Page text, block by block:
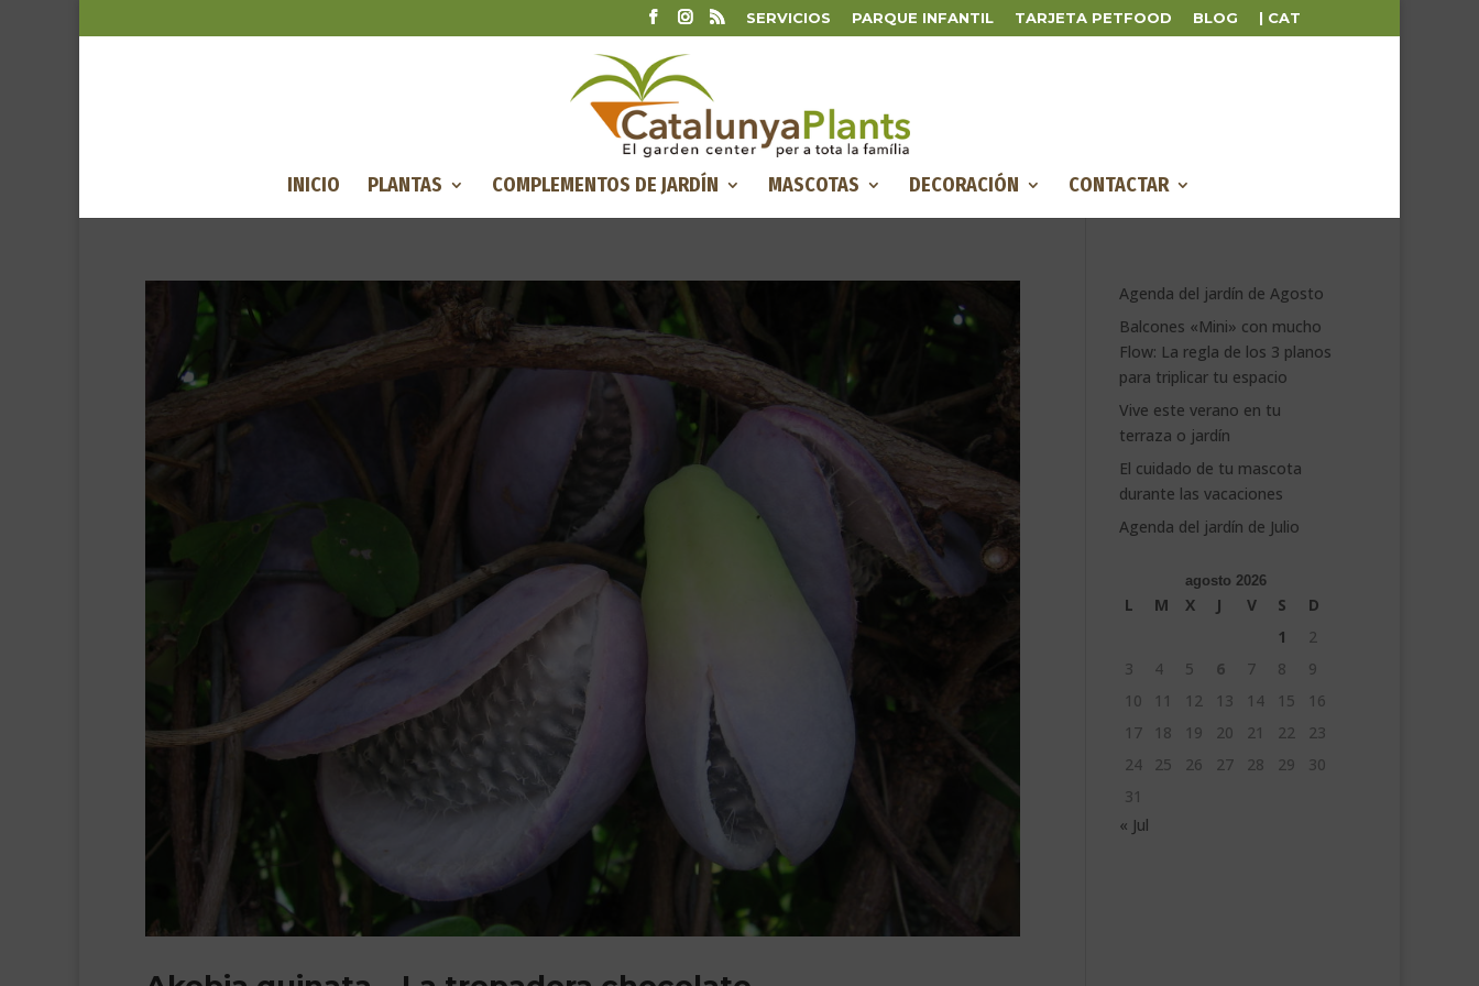
SERVICIOS PARQUE INFANTIL TARJETA PETFOOD BLOG | CAT
INICIO PLANTAS COMPLEMENTOS DE JARDÍN MASCOTAS DECORACIÓN CONTACTAR
Agenda del jardín de Agosto
Balcones «Mini» con mucho
Flow: La regla de los 3 planos
para triplicar tu espacio
Vive este verano en tu
terraza o jardín
El cuidado de tu mascota
durante las vacaciones
Agenda del jardín de Julio
agosto 2026
L M X J V S
D
1
2
3
4 5 6 7 8
9
10
11 12 13 14 15
16
17
18 19 20 21 22
23
24
25 26 27 28 29
30
31
« Jul